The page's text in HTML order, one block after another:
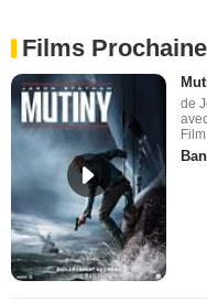
Films
de